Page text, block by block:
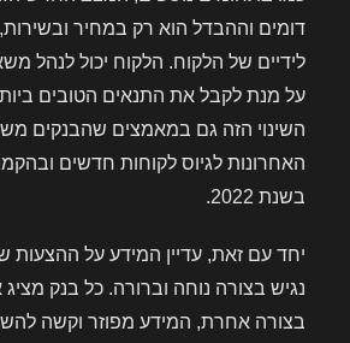
דומים וההבדל הוא רק במחיר
לידיים של הלקוח. הלקוח יכול לנהל
על מנת לקבל את התנאים הטובים
השינוי הזה גם במאמצים שהבנקים
האחרונות לגיוס לקוחות חדשים
בשנת 2022.
יחד עם זאת, עדיין המידע על ההצעות
נגיש בצורה נוחה וברורה. כל בנק
בצורה אחרת, המידע מפוזר וקשה